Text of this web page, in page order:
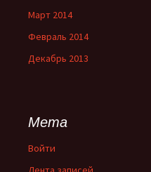
Март 2014
Февраль 2014
Декабрь 2013
Мета
Войти